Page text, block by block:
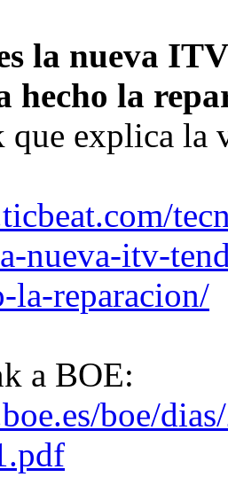
la nueva
hecho la
explica la
nueva-itv-
la-reparacion/
a BOE:
boe/